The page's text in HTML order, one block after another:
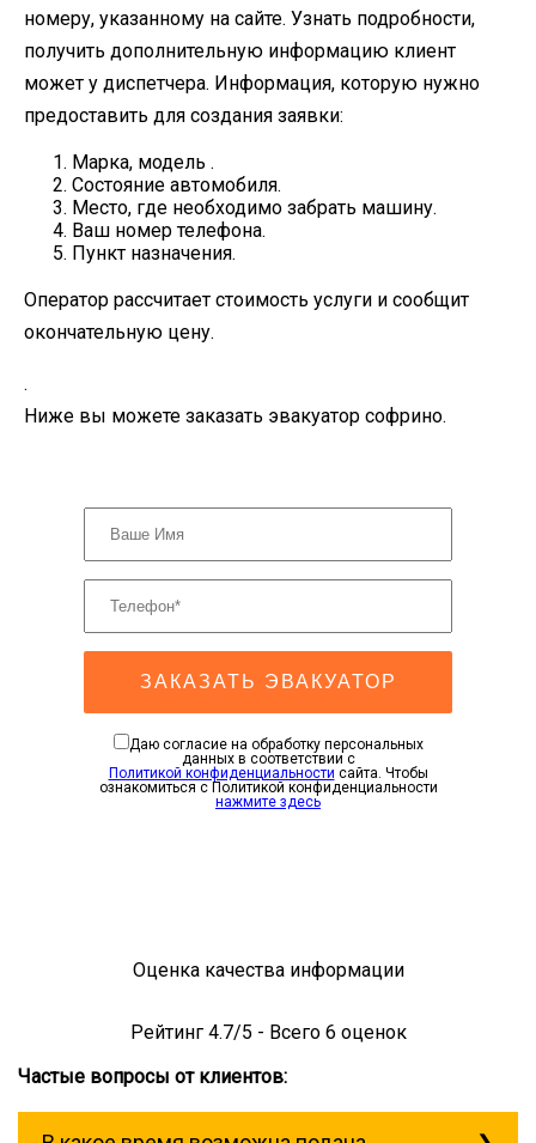
номеру, указанному на сайте. Узнать подробности,
получить дополнительную информацию клиент
может у диспетчера. Информация, которую нужно
предоставить для создания заявки:
Марка, модель .
Состояние автомобиля.
Место, где необходимо забрать машину.
Ваш номер телефона.
Пункт назначения.
Оператор рассчитает стоимость услуги и сообщит
окончательную цену.
.
Ниже вы можете заказать эвакуатор софрино.
ЗАКАЗАТЬ ЭВАКУАТОР
Даю согласие на обработку персональных
данных в соответствии с
Политикой конфиденциальности сайта. Чтобы
ознакомиться с Политикой конфиденциальности
нажмите здесь
Оценка качества информации
Рейтинг 4.7/5 - Всего 6 оценок
Частые вопросы от клиентов: